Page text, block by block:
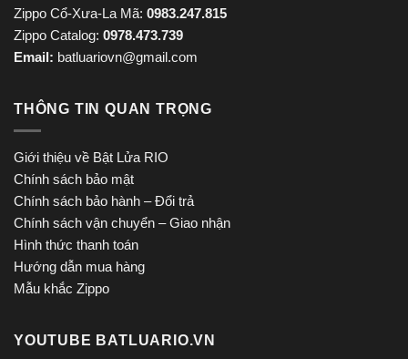
Zippo Cổ-Xưa-La Mã: 0983.247.815
Zippo Catalog: 0978.473.739
Email: batluariovn@gmail.com
THÔNG TIN QUAN TRỌNG
Giới thiệu về Bật Lửa RIO
Chính sách bảo mật
Chính sách bảo hành – Đổi trả
Chính sách vận chuyển – Giao nhận
Hình thức thanh toán
Hướng dẫn mua hàng
Mẫu khắc Zippo
YOUTUBE BATLUARIO.VN